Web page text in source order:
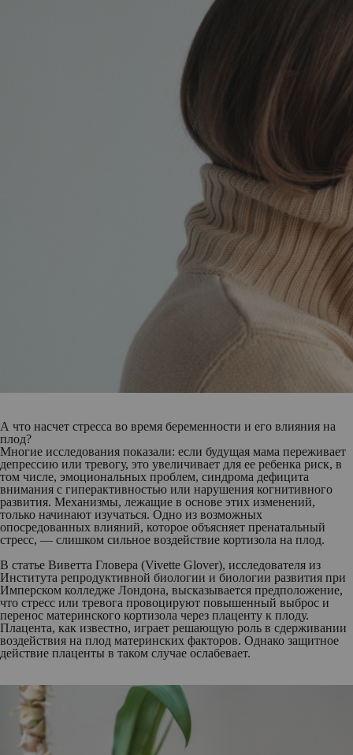
А что насчет стресса во время беременности и его влияния на
плод?
Многие исследования показали: если будущая мама переживает
депрессию или тревогу, это увеличивает для ее ребенка риск, в
том числе, эмоциональных проблем, синдрома дефицита
внимания с гиперактивностью или нарушения когнитивного
развития. Механизмы, лежащие в основе этих изменений,
только начинают изучаться. Одно из возможных
опосредованных влияний, которое объясняет пренатальный
стресс, — слишком сильное воздействие кортизола на плод.
В статье Виветта Гловера (Vivette Glover), исследователя из
Института репродуктивной биологии и биологии развития при
Имперском колледже Лондона, высказывается предположение,
что стресс или тревога провоцируют повышенный выброс и
перенос материнского кортизола через плаценту к плоду.
Плацента, как известно, играет решающую роль в сдерживании
воздействия на плод материнских факторов. Однако защитное
действие плаценты в таком случае ослабевает.